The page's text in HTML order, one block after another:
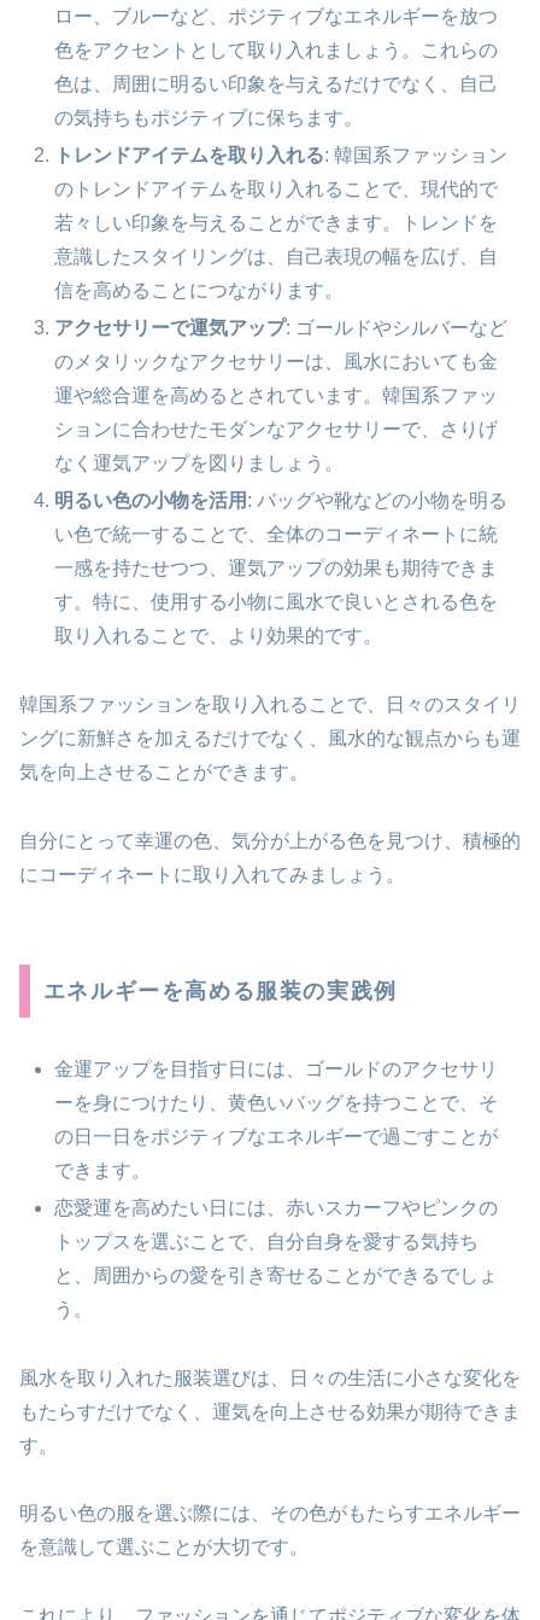
ロー、ブルーなど、ポジティブなエネルギーを放つ
色をアクセントとして取り入れましょう。これらの
色は、周囲に明るい印象を与えるだけでなく、自己
の気持ちもポジティブに保ちます。
トレンドアイテムを取り入れる: 韓国系ファッション
のトレンドアイテムを取り入れることで、現代的で
若々しい印象を与えることができます。トレンドを
意識したスタイリングは、自己表現の幅を広げ、自
信を高めることにつながります。
アクセサリーで運気アップ: ゴールドやシルバーなど
のメタリックなアクセサリーは、風水においても金
運や総合運を高めるとされています。韓国系ファッ
ションに合わせたモダンなアクセサリーで、さりげ
なく運気アップを図りましょう。
明るい色の小物を活用 : バッグや靴などの小物を明る
い色で統一することで、全体のコーディネートに統
一感を持たせつつ、運気アップの効果も期待できま
す。特に、使用する小物に風水で良いとされる色を
取り入れることで、より効果的です。
韓国系ファッションを取り入れることで、日々のスタイリ
ングに新鮮さを加えるだけでなく、風水的な観点からも運
気を向上させることができます。
自分にとって幸運の色、気分が上がる色を見つけ、積極的
にコーディネートに取り入れてみましょう。
エネルギーを高める服装の実践例
金運アップを目指す日には、ゴールドのアクセサリ
ーを身につけたり、黄色いバッグを持つことで、そ
の日一日をポジティブなエネルギーで過ごすことが
できます。
恋愛運を高めたい日には、赤いスカーフやピンクの
トップスを選ぶことで、自分自身を愛する気持ち
と、周囲からの愛を引き寄せることができるでしょ
う。
風水を取り入れた服装選びは、日々の生活に小さな変化を
もたらすだけでなく、運気を向上させる効果が期待できま
す。
明るい色の服を選ぶ際には、その色がもたらすエネルギー
を意識して選ぶことが大切です。